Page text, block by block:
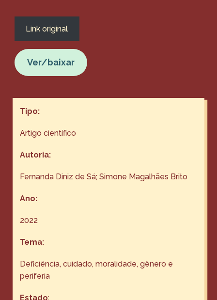
Link original
Ver/baixar
Tipo:
Artigo científico
Autoria:
Fernanda Diniz de Sá; Simone Magalhães Brito
Ano:
2022
Tema:
Deficiência, cuidado, moralidade, gênero e
periferia
Estado: